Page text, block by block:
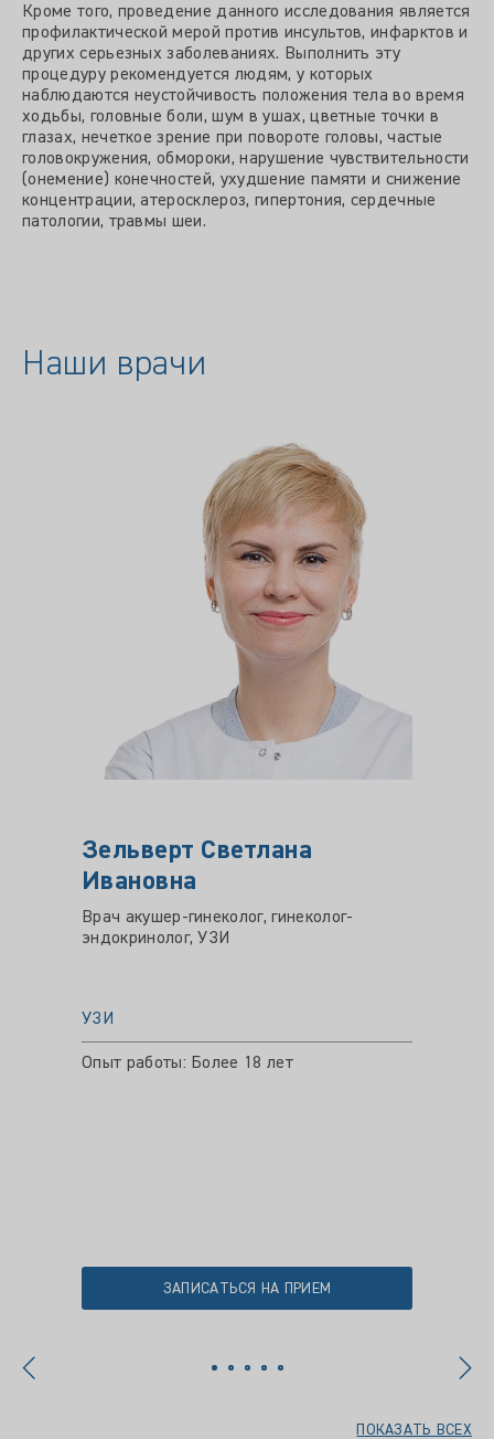
Кроме того, проведение данного исследования является
профилактической мерой против инсультов, инфарктов и
других серьезных заболеваниях. Выполнить эту
процедуру рекомендуется людям, у которых
наблюдаются неустойчивость положения тела во время
ходьбы, головные боли, шум в ушах, цветные точки в
глазах, нечеткое зрение при повороте головы, частые
головокружения, обмороки, нарушение чувствительности
(онемение) конечностей, ухудшение памяти и снижение
концентрации, атеросклероз, гипертония, сердечные
патологии, травмы шеи.
Наши врачи
Зельверт Светлана
Ивановна
Врач акушер-гинеколог, гинеколог-
эндокринолог, УЗИ
УЗИ
Опыт работы: Более 18 лет
ЗАПИСАТЬСЯ НА ПРИЕМ
ПОКАЗАТЬ ВСЕХ